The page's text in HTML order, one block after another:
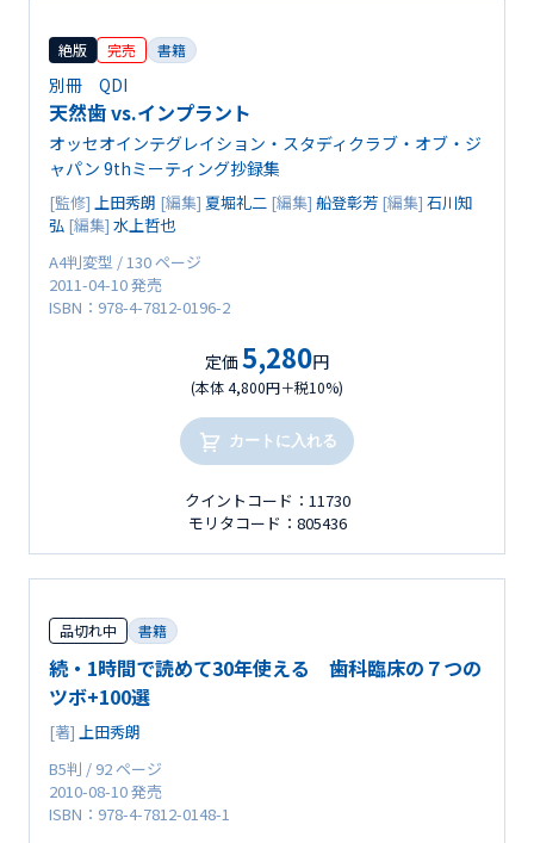
絶版 完売 書籍
別冊 QDI
天然歯 vs.インプラント
オッセオインテグレイション・スタディクラブ・オブ・ジ
ャパン 9thミーティング抄録集
[監修] 上田秀朗 [編集] 夏堀礼二 [編集] 船登彰芳 [編集] 石川知
弘 [編集] 水上哲也
A4判変型 / 130 ページ
2011-04-10 発売
ISBN：978-4-7812-0196-2
定価 5,280円
(本体 4,800円＋税10%)
カートに入れる
クイントコード：11730
モリタコード：805436
品切れ中 書籍
続・1時間で読めて30年使える 歯科臨床の７つの
ツボ+100選
[著] 上田秀朗
B5判 / 92 ページ
2010-08-10 発売
ISBN：978-4-7812-0148-1